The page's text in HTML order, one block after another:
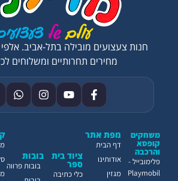
ציוד בית
ספר
כלי כתיבה
בובות
בובות פרווה
משחקים
קופסא
והרכבה
פלימובייל -
Playmobil
מפת אתר
דף הבית
אודותינו
מגזין
חנות צעצועים מובילה בתל-אביב. אלפי
מחירים תחרותיים ומשלוחים